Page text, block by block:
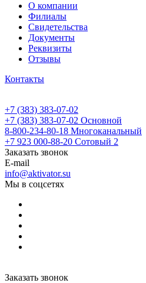
О компании
Филиалы
Свидетельства
Документы
Реквизиты
Отзывы
Контакты
+7 (383) 383-07-02
+7 (383) 383-07-02 Основной
8-800-234-80-18 Многоканальный
+7 923 000-88-20 Сотовый 2
Заказать звонок
E-mail
info@aktivator.su
Мы в соцсетях
Заказать звонок